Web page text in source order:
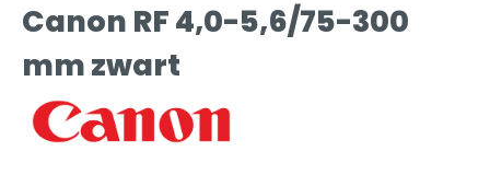
Canon RF 4,0-5,6/75-300
mm zwart